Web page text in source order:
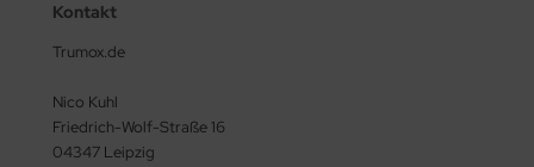
Kontakt
Trumox.de
Nico Kuhl
Friedrich-Wolf-Straße 16
04347 Leipzig